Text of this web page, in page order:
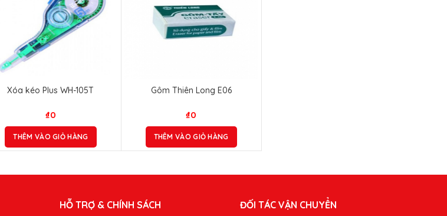
Xóa kéo Plus WH-105T
₫0
THÊM VÀO GIỎ HÀNG
Gôm Thiên Long E06
₫0
THÊM VÀO GIỎ HÀNG
HỖ TRỢ & CHÍNH SÁCH ĐỐI TÁC VẬN CHUYỂN